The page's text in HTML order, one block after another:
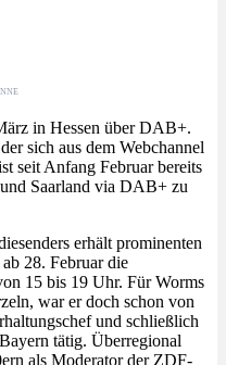
in Hessen über DAB+.
sich aus dem Webchannel
seit Anfang Februar bereits
Saarland via DAB+ zu
erhält prominenten
28. Februar die
15 bis 19 Uhr. Für Worms
war er doch schon von
und schließlich
tätig. Überregional
als Moderator der ZDF-